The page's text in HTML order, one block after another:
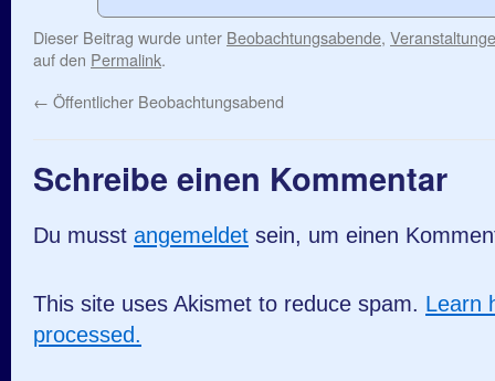
Dieser Beitrag wurde unter Beobachtungsabende,
auf den Permalink.
← Öffentlicher Beobachtungsabend
Schreibe einen Kommentar
Du musst angemeldet sein, um einen
This site uses Akismet to reduce spam. Learn
processed.